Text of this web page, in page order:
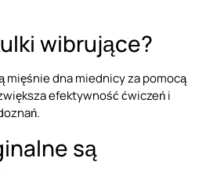
wibrujące?
mięśnie dna miednicy za pomocą
efektywność ćwiczeń i
są